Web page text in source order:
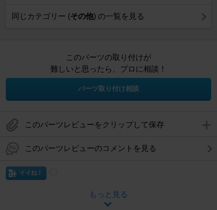
同じカテゴリー (その他) の一覧を見る
このパーツの取り付けが
難しいと思ったら、プロに相談！
パーツ取り付け相談
このパーツレビューをクリップして保存
このパーツレビューのコメントを見る
イイね！
もっと見る